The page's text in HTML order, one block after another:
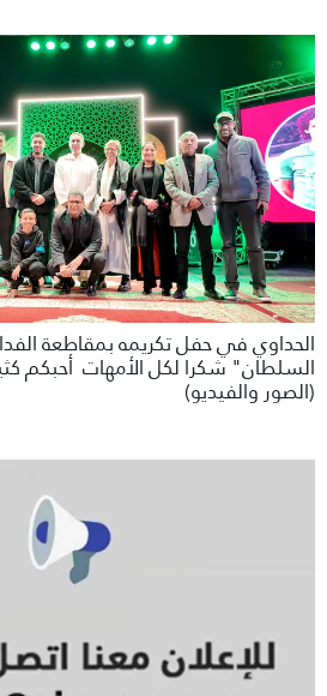
الحداوي في حفل تكريمه بمقاطعة
السلطان" شكرا لكل الأمهات أحبكم
(الصور والفيديو)